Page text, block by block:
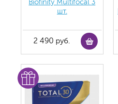
Biofinity Multifocal 3
шт.
2 490 руб.